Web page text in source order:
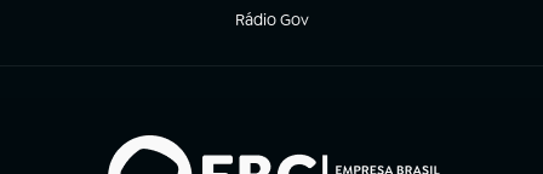
Rádio Gov
(abre em nova aba)